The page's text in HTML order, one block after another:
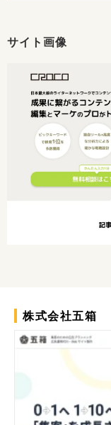
サイト画像
株式会社五箱